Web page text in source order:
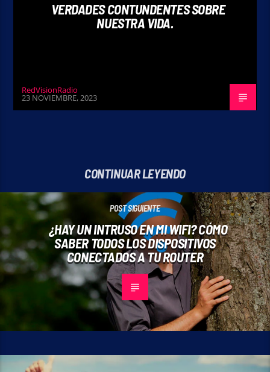
VERDADES CONTUNDENTES SOBRE
NUESTRA VIDA.
RedVisionRadio
23 NOVIEMBRE, 2023
CONTINUAR LEYENDO
POST SIGUIENTE
¿HAY UN INTRUSO EN MI WIFI? CÓMO
SABER TODOS LOS DISPOSITIVOS
CONECTADOS A TU ROUTER